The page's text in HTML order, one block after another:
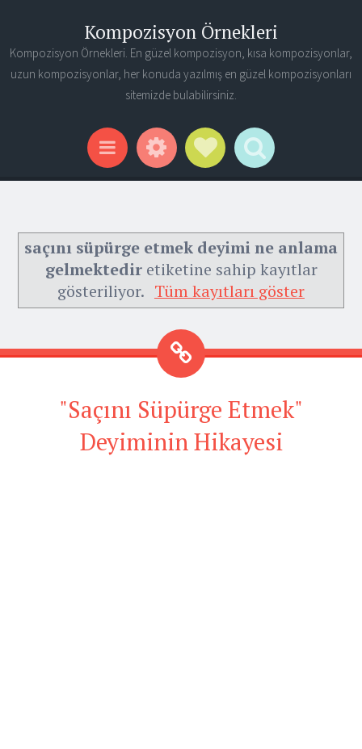
Kompozisyon Örnekleri
Kompozisyon Örnekleri. En güzel kompozisyon, kısa kompozisyonlar,
uzun kompozisyonlar, her konuda yazılmış en güzel kompozisyonları
sitemizde bulabilirsiniz.
Menu WidgetsSocial Links
Search
saçını süpürge etmek deyimi ne anlama
gelmektediretiketine sahip kayıtlar
gösteriliyor. Tüm kayıtları göster
"Saçını Süpürge Etmek"
Deyiminin Hikayesi